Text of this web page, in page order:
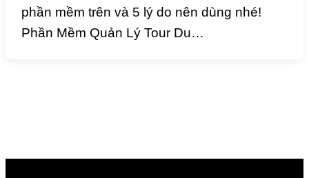
phần mềm trên và 5 lý do nên dùng nhé!
Phần Mềm Quản Lý Tour Du…